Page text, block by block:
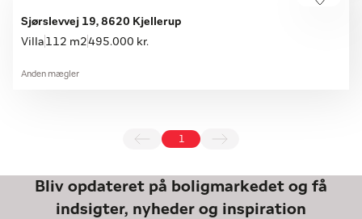
Sjørslevvej 19, 8620 Kjellerup
Villa 112 m2495.000 kr.
Anden mægler
Bliv opdateret på boligmarkedet og få
indsigter, nyheder og inspiration